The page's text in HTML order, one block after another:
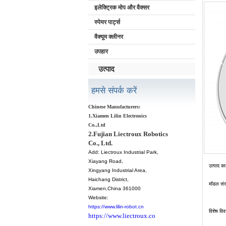
इलेक्ट्रिक मोप और वैक्सर
स्पेयर पार्ट्स
वैक्यूम क्लीनर
उपहार
उत्पाद
हमसे संपर्क करें
Chinese Manufacturers:
1.Xiamen Lilin Electronics
Co.,Ltd
2.Fujian Liectroux Robotics
Co., Ltd.
Add: Liectroux Industrial Park,
Xiayang Road,
Xingyang Industrial Area,
Haichang District,
Xiamen ,China 361000
Website:
https://www.lilin-robot.cn
https://www.liectroux.co
उत्पाद
मॉडल
विशेष